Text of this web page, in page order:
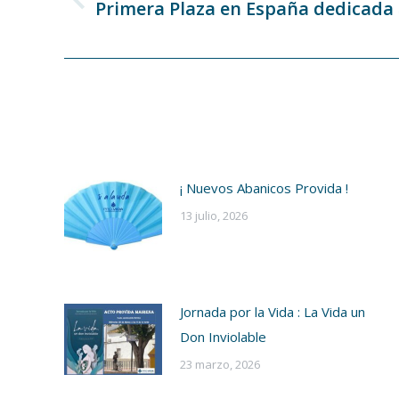
publicaciones
Publicación
Primera Plaza en España
¡ Nuevos Abanicos Provida !
13 julio, 2026
Jornada por la Vida : La Vida un
Don Inviolable
23 marzo, 2026